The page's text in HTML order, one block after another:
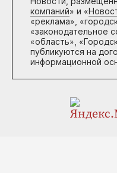
компаний» и «
«реклама»,
«законодательное
«область»,
публикуются на
информационной